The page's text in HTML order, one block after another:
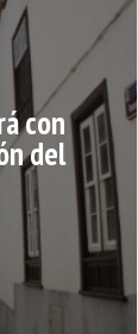
con
del